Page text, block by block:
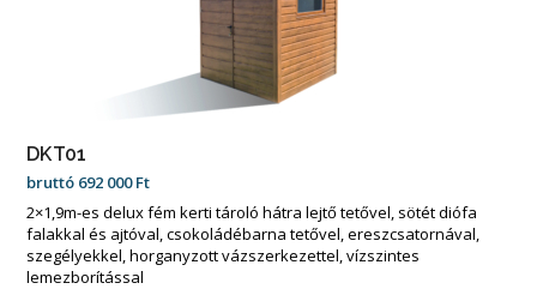
DKT01
bruttó 692 000Ft
2×1,9m-es delux fém kerti tároló hátra lejtő tetővel, sötét diófa
falakkal és ajtóval, csokoládébarna tetővel, ereszcsatornával,
szegélyekkel, horganyzott vázszerkezettel, vízszintes
lemezborítással